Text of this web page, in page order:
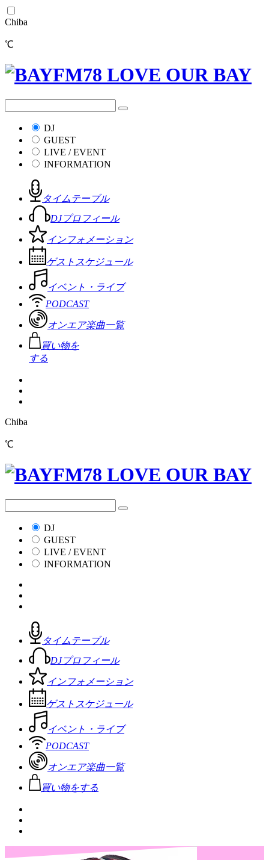
Chiba
℃
DJ
GUEST
LIVE / EVENT
INFORMATION
タイムテーブル
DJプロフィール
インフォメーション
ゲストスケジュール
イベント・ライブ
PODCAST
オンエア楽曲一覧
買い物を
する
Chiba
℃
DJ
GUEST
LIVE / EVENT
INFORMATION
タイムテーブル
DJプロフィール
インフォメーション
ゲストスケジュール
イベント・ライブ
PODCAST
オンエア楽曲一覧
買い物をする